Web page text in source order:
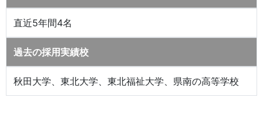
直近5年間4名
過去の採用実績校
秋田大学、東北大学、東北福祉大学、県南の高等学校